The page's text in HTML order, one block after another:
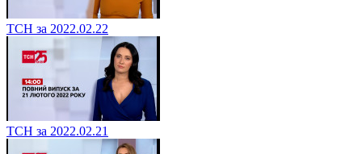
ТСН за 2022.02.22
ТСН за 2022.02.21